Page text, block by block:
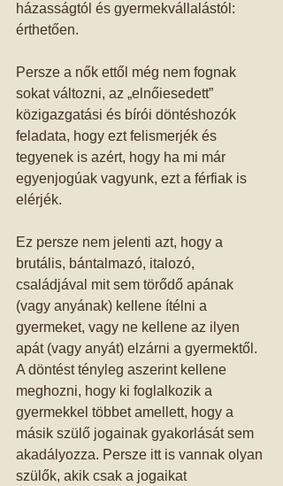
házasságtól és gyermekvállalástól:
érthetően.
Persze a nők ettől még nem fognak
sokat változni, az „elnőiesedett”
közigazgatási és bírói döntéshozók
feladata, hogy ezt felismerjék és
tegyenek is azért, hogy ha mi már
egyenjogúak vagyunk, ezt a férfiak is
elérjék.
Ez persze nem jelenti azt, hogy a
brutális, bántalmazó, italozó,
családjával mit sem törődő apának
(vagy anyának) kellene ítélni a
gyermeket, vagy ne kellene az ilyen
apát (vagy anyát) elzárni a gyermektől.
A döntést tényleg aszerint kellene
meghozni, hogy ki foglalkozik a
gyermekkel többet amellett, hogy a
másik szülő jogainak gyakorlását sem
akadályozza. Persze itt is vannak olyan
szülők, akik csak a jogaikat